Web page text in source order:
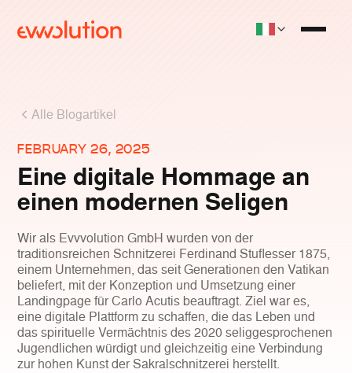
Alle Blogartikel
FEBRUARY 26, 2025
Eine digitale Hommage an
einen modernen Seligen
Wir als Evvvolution GmbH wurden von der
traditionsreichen Schnitzerei Ferdinand Stuflesser 1875,
einem Unternehmen, das seit Generationen den Vatikan
beliefert, mit der Konzeption und Umsetzung einer
Landingpage für Carlo Acutis beauftragt. Ziel war es,
eine digitale Plattform zu schaffen, die das Leben und
das spirituelle Vermächtnis des 2020 seliggesprochenen
Jugendlichen würdigt und gleichzeitig eine Verbindung
zur hohen Kunst der Sakralschnitzerei herstellt.